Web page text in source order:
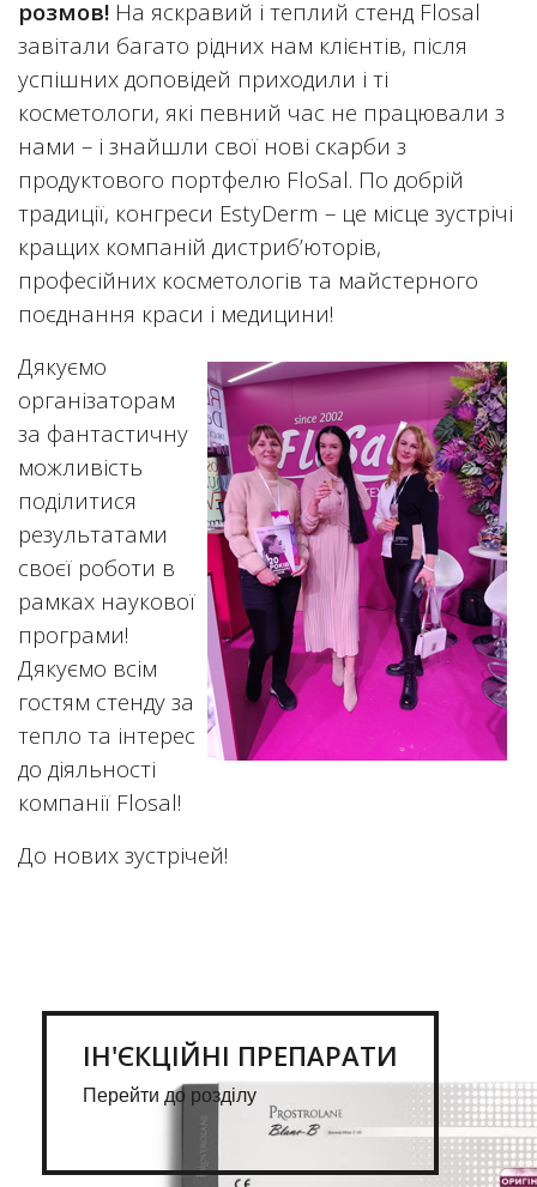
розмов! На яскравий і теплий стенд Flosal
завітали багато рідних нам клієнтів, після
успішних доповідей приходили і ті
косметологи, які певний час не працювали з
нами – і знайшли свої нові скарби з
продуктового портфелю FloSal. По добрій
традиції, конгреси EstyDerm – це місце зустрічі
кращих компаній дистриб’юторів,
професійних косметологів та майстерного
поєднання краси і медицини!
Дякуємо
організаторам
за фантастичну
можливість
поділитися
результатами
своєї роботи в
рамках наукової
програми!
Дякуємо всім
гостям стенду за
тепло та інтерес
до діяльності
компанії Flosal!
До нових зустрічей!
ІН'ЄКЦІЙНІ ПРЕПАРАТИ
Перейти до розділу